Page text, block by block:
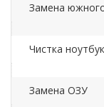
Замена
Чистка
Замена ОЗУ